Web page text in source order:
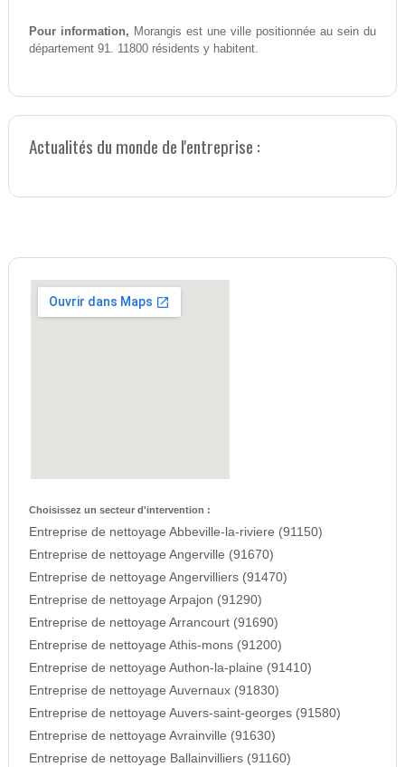
Pour information, Morangis est une ville positionnée au sein du
département 91. 11800 résidents y habitent.
Actualités du monde de l'entreprise :
Choisissez un secteur d'intervention :
Entreprise de nettoyage Abbeville-la-riviere (91150)
Entreprise de nettoyage Angerville (91670)
Entreprise de nettoyage Angervilliers (91470)
Entreprise de nettoyage Arpajon (91290)
Entreprise de nettoyage Arrancourt (91690)
Entreprise de nettoyage Athis-mons (91200)
Entreprise de nettoyage Authon-la-plaine (91410)
Entreprise de nettoyage Auvernaux (91830)
Entreprise de nettoyage Auvers-saint-georges (91580)
Entreprise de nettoyage Avrainville (91630)
Entreprise de nettoyage Ballainvilliers (91160)